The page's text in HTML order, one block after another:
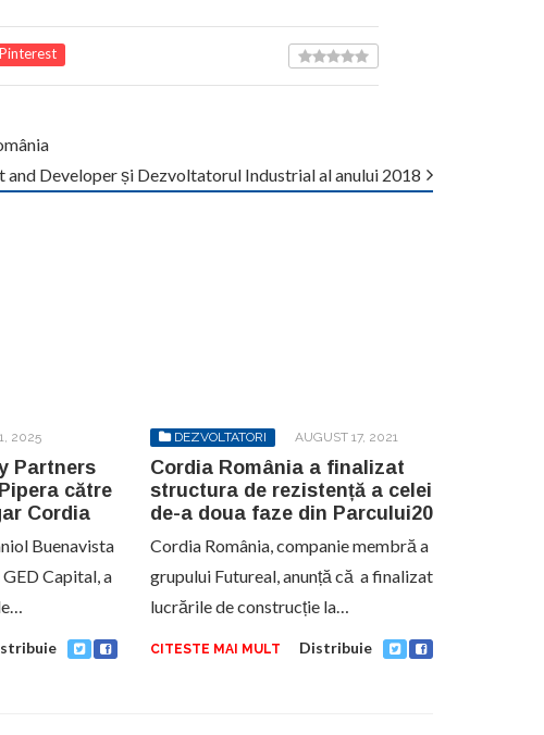
Pinterest
Developer și Dezvoltatorul Industrial al anului 2018
2025
Partners
către
Cordia
Buenavista
Capital, a
DEZVOLTATORI AUGUST 17, 2021
Cordia România a finalizat
structura de rezistență a celei
de-a doua faze din Parcului20
Cordia România, companie membră a
grupului Futureal, anunță că a finalizat
lucrările de construcție la…
CITESTE MAI MULT Distribuie